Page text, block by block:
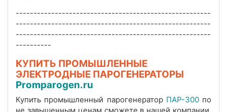
-------------------------------------------------------
-------------------------------------------------------
-------------------------------------------------------
----------
КУПИТЬ ПРОМЫШЛЕННЫЕ
ЭЛЕКТРОДНЫЕ ПАРОГЕНЕРАТОРЫ
Promparogen.ru
Купить промышленный парогенератор ПАР-300 по